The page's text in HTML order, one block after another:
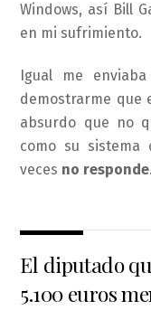
Windows, así Bill
en mi sufrimiento.
Igual me
demostrarme que
absurdo que no
como su sistema
veces no responde
El diputado
5.100 euros